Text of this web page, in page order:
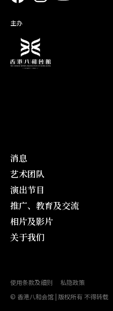
主办
消息
艺术团队
演出节目
推广、教育及交流
相片及影片
关于我们
使用条款及细则
私隐政策
© 香港八和会馆 | 版权所有 不得转载